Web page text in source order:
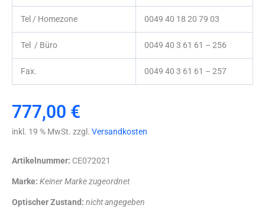
Tel / Homezone 0049 40 18 20 79 03
Tel / Büro 0049 40 3 61 61 – 256
Fax. 0049 40 3 61 61 – 257
777,00 €
inkl. 19 % MwSt. zzgl. Versandkosten
Artikelnummer: CE072021
Marke: Keiner Marke zugeordnet
Optischer Zustand: nicht angegeben